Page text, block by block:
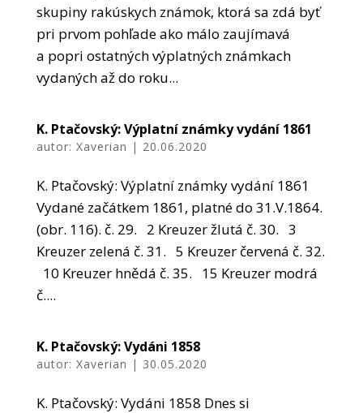
skupiny rakúskych známok, ktorá sa zdá byť
pri prvom pohľade ako málo zaujímavá
a popri ostatných výplatných známkach
vydaných až do roku...
K. Ptačovský: Výplatní známky vydání 1861
autor: Xaverian | 20.06.2020
K. Ptačovský: Výplatní známky vydání 1861
Vydané začátkem 1861, platné do 31.V.1864.
(obr. 116). č. 29. 2 Kreuzer žlutá č. 30. 3
Kreuzer zelená č. 31. 5 Kreuzer červená č. 32.
10 Kreuzer hnědá č. 35. 15 Kreuzer modrá
č....
K. Ptačovský: Vydáni 1858
autor: Xaverian | 30.05.2020
K. Ptačovský: Vydáni 1858 Dnes si